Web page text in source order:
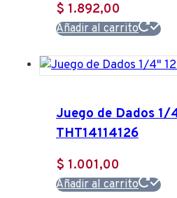
$ 1.892,00
Añadir al carrito
Juego de Dados 1/
THT14114126
$ 1.001,00
Añadir al carrito